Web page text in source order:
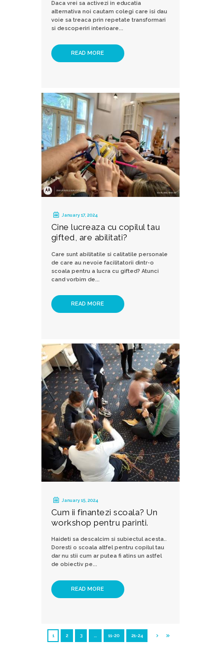
Daca vrei sa activezi in educatia
alternativa noi cautam colegi care isi dau
voie sa treaca prin repetate transformari
si descoperiri interioare...
READ MORE
January 17, 2024
Cine lucreaza cu copilul tau
gifted, are abilitati?
Care sunt abilitatile si calitatile personale
de care au nevoie facilitatorii dintr-o
scoala pentru a lucra cu gifted? Atunci
cand vorbim de...
READ MORE
January 15, 2024
Cum ii finantezi scoala? Un
workshop pentru parinti.
Haideti sa descalcim si subiectul acesta..
Doresti o scoala altfel pentru copilul tau
dar nu stii cum ar putea fi atins un astfel
de obiectiv pe...
READ MORE
1 2 3 11-20 21-24